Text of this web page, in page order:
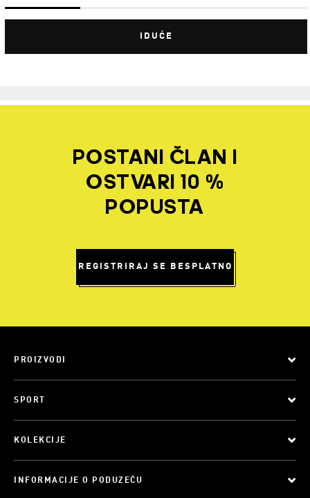
IDUĆE
POSTANI ČLAN I
OSTVARI 10 %
POPUSTA
REGISTRIRAJ SE BESPLATNO
PROIZVODI
SPORT
KOLEKCIJE
INFORMACIJE O PODUZEĆU